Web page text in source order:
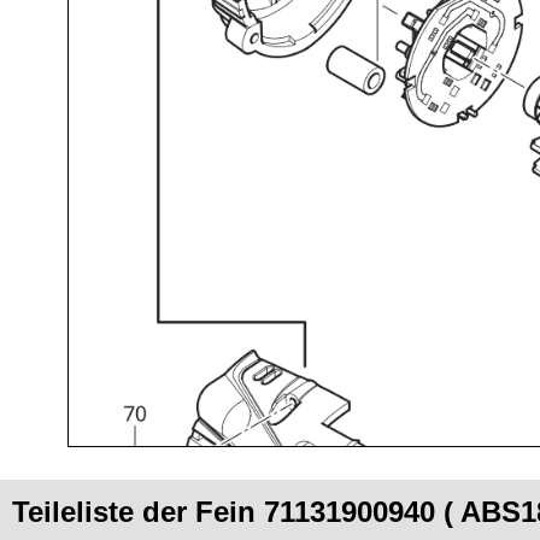
Teileliste der Fein 71131900940 (